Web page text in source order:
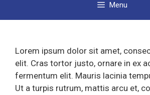
Menu
Lorem ipsum dolor sit amet,
elit. Cras tortor justo, ornare in ex
fermentum elit. Mauris lacinia
Ut a turpis rutrum, mattis arcu et,